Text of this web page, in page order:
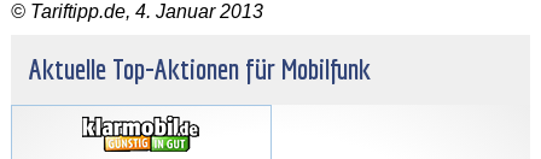
© Tariftipp.de, 4. Januar 2013
Aktuelle Top-Aktionen für Mobilfunk